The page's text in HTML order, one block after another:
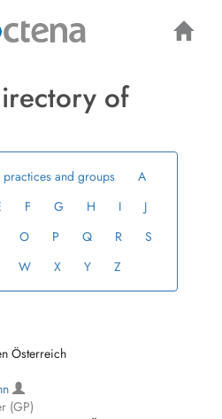
of
and groups
A
F G H I
J
O P Q R
S
W X Y Z
Österreich
(GP)